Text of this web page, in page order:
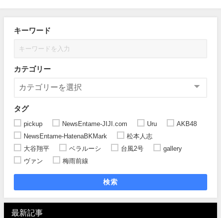
キーワード
カテゴリー
タグ
pickup NewsEntame-JIJI.com Uru
AKB48
NewsEntame-HatenaBKMark
松本人志
大谷翔平
ベラルーシ 台風2号
gallery
ヴァン
梅雨前線
検索
最新記事